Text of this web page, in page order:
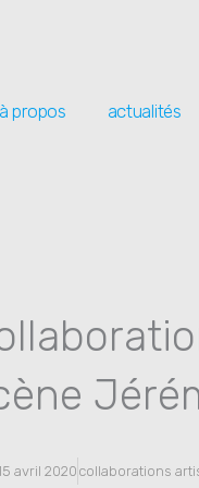
à propos actualités
avril 2020collaborations